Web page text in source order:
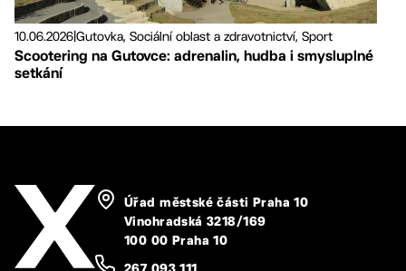
10.06.2026Gutovka, Sociální oblast a zdravotnictví, Sport
Scootering na Gutovce: adrenalin, hudba i smysluplné
setkání
Úřad městské části Praha 10
Vinohradská 3218/169
100 00 Praha 10